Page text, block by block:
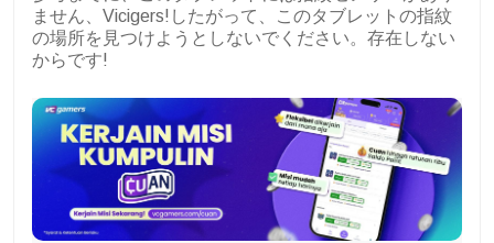
ません、Vicigers!したがって、このタブレットの指紋
の場所を見つけようとしないでください。存在しない
からです!